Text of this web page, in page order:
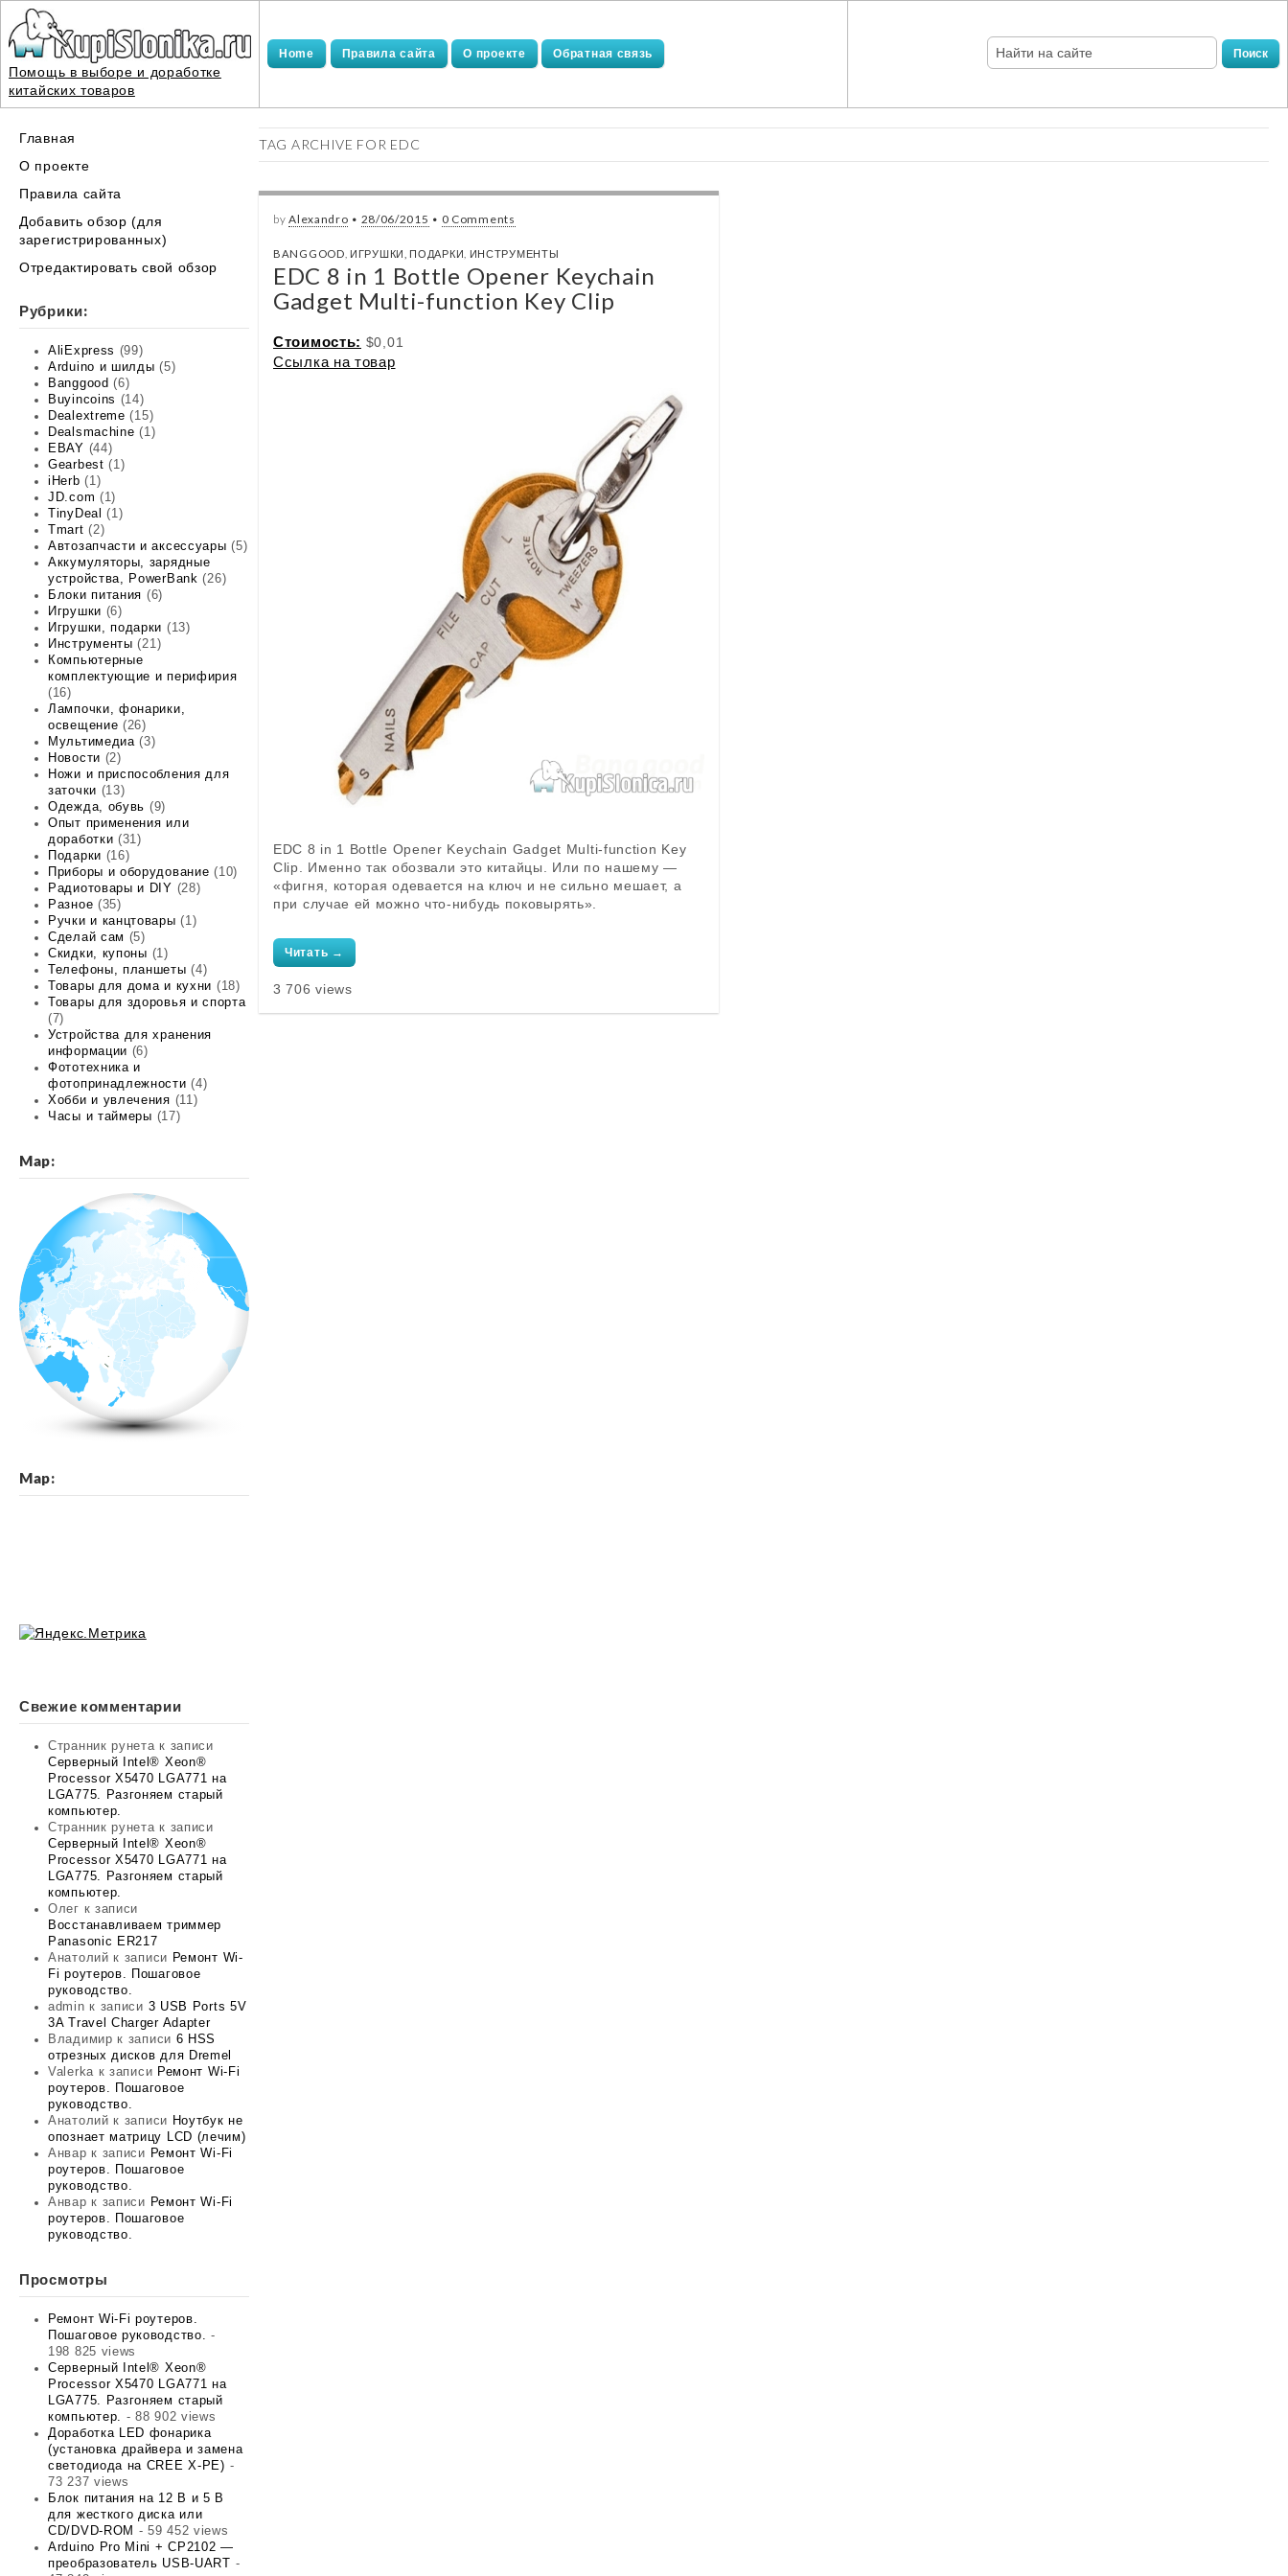
Помощь в выборе и доработке
китайских товаров
Home Правила сайта О проекте Обратная связь
Main
Skip
content
Главная
О проекте
Правила сайта
Добавить обзор (для
зарегистрированных)
Отредактировать свой обзор
Рубрики:
AliExpress (99)
Arduino и шилды (5)
Banggood (6)
Buyincoins (14)
Dealextreme (15)
Dealsmachine (1)
EBAY (44)
Gearbest (1)
iHerb (1)
JD.com (1)
TinyDeal (1)
Tmart (2)
Автозапчасти и аксессуары (5)
Аккумуляторы, зарядные
устройства, PowerBank (26)
Блоки питания (6)
Игрушки (6)
Игрушки, подарки (13)
Инструменты (21)
Компьютерные
комплектующие и перифирия
(16)
Лампочки, фонарики,
освещение (26)
Мультимедиа(3)
Новости (2)
Ножи и приспособления для
заточки (13)
Одежда, обувь (9)
Опыт применения или
доработки (31)
Подарки (16)
Приборы и оборудование (10)
Радиотовары и DIY (28)
Разное (35)
Ручки и канцтовары (1)
Сделай сам (5)
Скидки, купоны (1)
Телефоны, планшеты (4)
Товары для дома и кухни (18)
Товары для здоровья и спорта
(7)
Устройства для хранения
информации (6)
Фототехника и
фотопринадлежности (4)
Хобби и увлечения (11)
Часы и таймеры (17)
Map:
Map:
Свежие комментарии
Странник рунетак записи
Серверный Intel® Xeon®
Processor X5470 LGA771 на
LGA775. Разгоняем старый
компьютер.
Странник рунетак записи
Серверный Intel® Xeon®
Processor X5470 LGA771 на
LGA775. Разгоняем старый
компьютер.
Олег к записи
Восстанавливаем триммер
Panasonic ER217
Анатолий к записи Ремонт Wi-
Fi роутеров. Пошаговое
руководство.
admin к записи 3 USB Ports 5V
3A Travel Charger Adapter
Владимир к записи 6 HSS
отрезных дисков для Dremel
Valerkaк записи Ремонт Wi-Fi
роутеров. Пошаговое
руководство.
Анатолий к записи Ноутбук не
опознает матрицу LCD (лечим)
Анвар к записи Ремонт Wi-Fi
роутеров. Пошаговое
руководство.
Анвар к записи Ремонт Wi-Fi
роутеров. Пошаговое
руководство.
Просмотры
Ремонт Wi-Fi роутеров.
Пошаговое руководство. -
198 825 views
Серверный Intel® Xeon®
Processor X5470 LGA771 на
LGA775. Разгоняем старый
компьютер. - 88 902 views
Доработка LED фонарика
(установка драйвера и замена
светодиода на CREE X-PE) -
73 237 views
Блок питания на 12 В и 5 В
для жесткого диска или
CD/DVD-ROM - 59 452 views
Arduino Pro Mini + CP2102 —
преобразователь USB-UART
-
TAG ARCHIVE FOR EDC
byAlexandro • 28/06/2015 • 0 Comments
BANGGOOD ИГРУШКИ, ПОДАРКИ ИНСТРУМЕНТЫ
EDC 8 in 1 Bottle Opener Keychain
Gadget Multi-function Key Clip
Стоимость: $0,01
Ссылка на товар
EDC 8 in 1 Bottle Opener Keychain Gadget Multi-function Key
Clip. Именно так обозвали это китайцы. Или по нашему —
«фигня, которая одевается на ключ и не сильно мешает, а
при случае ей можно что-нибудь поковырять».
Читать →
3 706 views